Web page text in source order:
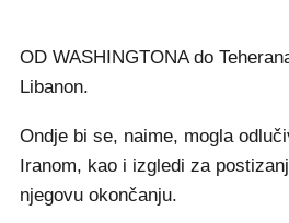
OD WASHINGTONA do
Libanon.
Ondje bi se, naime, mogla
Iranom, kao i izgledi za
njegovu okončanju.